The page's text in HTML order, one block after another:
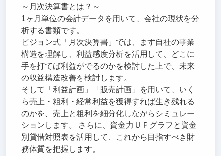
～月次決算書とは？～
1ヶ月単位の会計データを用いて、会社の現状を分
析する書類です。
ビジョン式「月次決算書」では、まず自社の事業
構造を理解し、利益感度分析を活用して、どこに
手を打てば利益がでるのかを検討した上で、未来
の収益構造改善を検討します。
そして「利益計画」「販売計画」を用いて、いく
ら売上・粗利・経常利益を獲得すれば生き残れる
のかを、売上と粗利を細分化しながらシミュレー
ションします。 さらに、資金力ＵＰグラフと資金
別貸借対照表を活用して、これから目指すべき財
務体質を把握します。